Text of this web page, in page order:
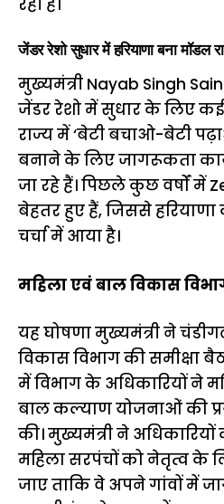
रही है।
जेंडर रेशो सुधार में हरियाणा बना मॉडल
मुख्यमंत्री Nayab Singh
जेंडर रेशो में सुधार के लिए
राज्य में ‘बेटी बचाओ-बेटी
बनाने के लिए जागरूकता
जा रहे हैं। पिछले कुछ वर्षों
बेहतर हुए हैं, जिससे हरियाणा
चर्चा में आया है।
महिला एवं बाल विकास
यह घोषणा मुख्यमंत्री ने
विकास विभाग की समीक्षा
में विभाग के अधिकारियों ने
बाल कल्याण योजनाओं की
की। मुख्यमंत्री ने अधिकारियों
महिला सरपंचों को नेतृत्व के
जाए ताकि वे अपने गांवों में